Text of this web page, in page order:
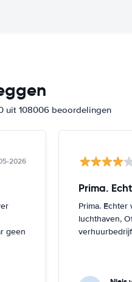
uit 108006 beoordelingen
2026
geen
Prima.
Prima.
luchthaven,